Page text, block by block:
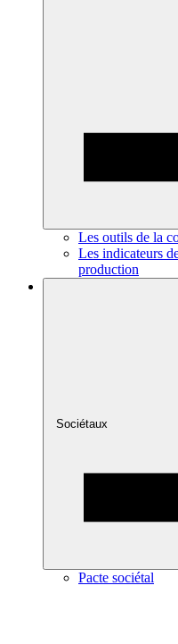
Les outils de la
Les indicateurs
production
Sociétaux
Pacte sociétal